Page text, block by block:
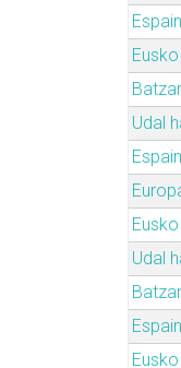
Udal
Udal